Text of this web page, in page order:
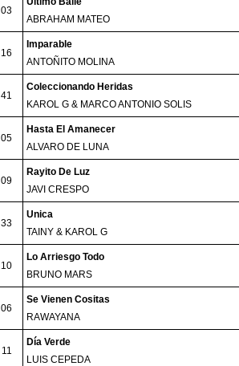
03
ABRAHAM MATEO
16
Imparable
ANTOÑITO MOLINA
41
Coleccionando Heridas
KAROL G & MARCO ANTONIO SOLIS
05
Hasta El Amanecer
ALVARO DE LUNA
09
Rayito De Luz
JAVI CRESPO
33
Unica
TAINY & KAROL G
10
Lo Arriesgo Todo
BRUNO MARS
06
Se Vienen Cositas
RAWAYANA
11
Día Verde
LUIS CEPEDA